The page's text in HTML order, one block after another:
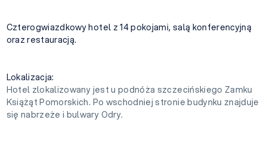
Czterogwiazdkowy hotel z 14 pokojami, salą konferencyjną
oraz restauracją.
Lokalizacja:
Hotel zlokalizowany jest u podnóża szczecińskiego Zamku
Książąt Pomorskich. Po wschodniej stronie budynku znajduje
się nabrzeże i bulwary Odry.